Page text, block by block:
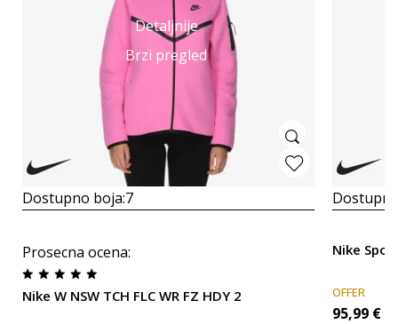
Detaljnije
Brzi pregled
Dostupno boja:7
Prosecna ocena:
Nike W NSW TCH FLC WR FZ HDY 2
Nike
OFFER
95,99 €